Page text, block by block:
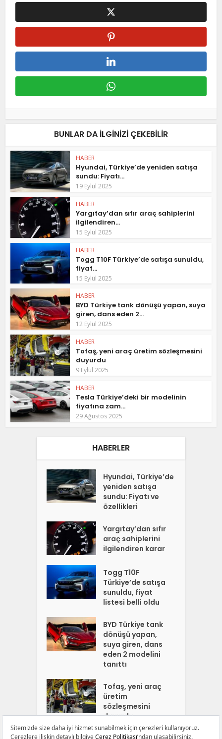
BUNLAR DA ILGINIZI ÇEKEBILIR
HABER
Hyundai, Türkiye’de yeniden satışa
sundu: Fiyatı...
19 Eylül 2025
HABER
Yargıtay’dan sıfır araç sahiplerini
ilgilendiren...
15 Eylül 2025
HABER
Togg T10F Türkiye’de satışa sunuldu,
fiyat...
15 Eylül 2025
HABER
BYD Türkiye tank dönüşü yapan, suya
giren, dans eden 2...
12 Eylül 2025
HABER
Tofaş, yeni araç üretim sözleşmesini
duyurdu
9 Eylül 2025
HABER
Tesla Türkiye’deki bir modelinin
fiyatına zam...
29 Ağustos 2025
HABERLER
Hyundai, Türkiye’de
yeniden satışa
sundu: Fiyatı ve
özellikleri
Yargıtay’dan sıfır
araç sahiplerini
ilgilendiren karar
Togg T10F
Türkiye’de satışa
sunuldu, fiyat
listesi belli oldu
BYD Türkiye tank
dönüşü yapan,
suya giren, dans
eden 2 modelini
tanıttı
Tofaş, yeni araç
üretim
sözleşmesini
duyurdu